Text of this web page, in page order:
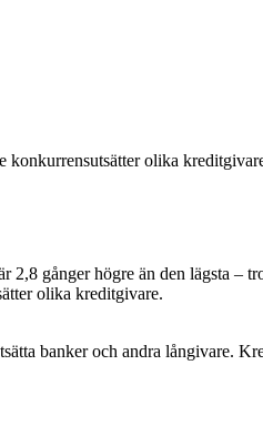
konkurrensutsätter olika
2,8 gånger högre än den lägsta
olika kreditgivare.
banker och andra långivare.